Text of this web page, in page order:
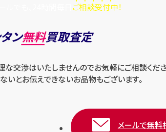
ご相談受付中！
ン無料買取査定
交渉はいたしませんのでお気軽にご相談くださ
いとお伝えできないお品物もございます。
メールで無料